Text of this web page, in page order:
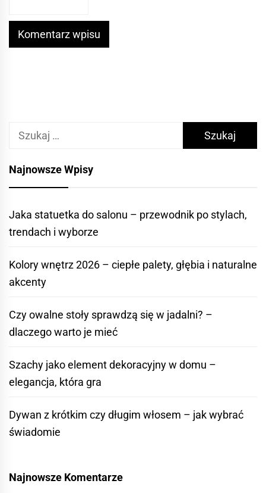
Szukaj:
Najnowsze Wpisy
Jaka statuetka do salonu – przewodnik po stylach,
trendach i wyborze
Kolory wnętrz 2026 – ciepłe palety, głębia i naturalne
akcenty
Czy owalne stoły sprawdzą się w jadalni? –
dlaczego warto je mieć
Szachy jako element dekoracyjny w domu –
elegancja, która gra
Dywan z krótkim czy długim włosem – jak wybrać
świadomie
Najnowsze Komentarze